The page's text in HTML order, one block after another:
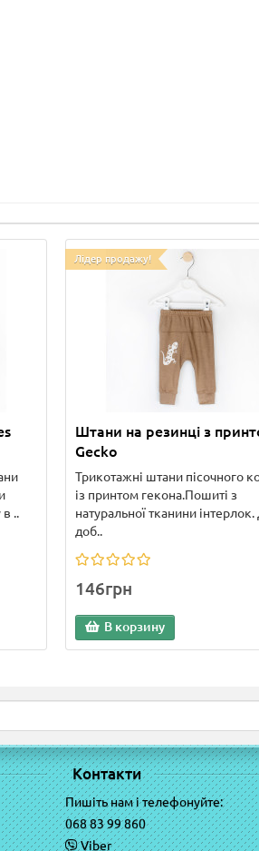
в ..
Лідер продажу!
Штани на резинці з
Gecko
Трикотажні штани пісочного
із принтом гекона.Пошиті з
натуральної тканини
доб..
146грн
В корзину
Контакти
Пишіть нам і телефонуйте:
068 83 99 860
Viber